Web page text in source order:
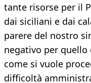
tante risorse per il
dai siciliani e dai
parere del nostro
negativo per quello
come si vuole
difficoltà